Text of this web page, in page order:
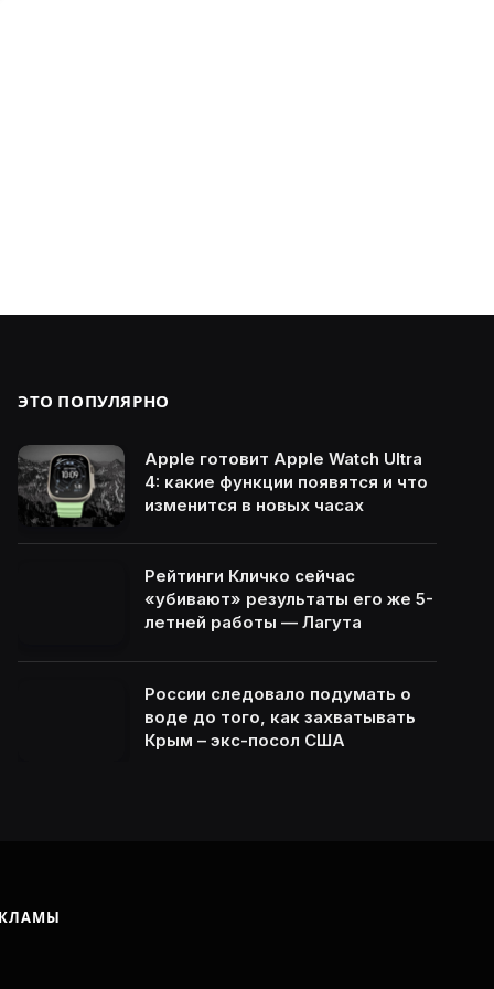
ЭТО ПОПУЛЯРНО
Apple готовит Apple Watch Ultra
4: какие функции появятся и что
изменится в новых часах
Рейтинги Кличко сейчас
«убивают» результаты его же 5-
летней работы — Лагута
России следовало подумать о
воде до того, как захватывать
Крым – экс-посол США